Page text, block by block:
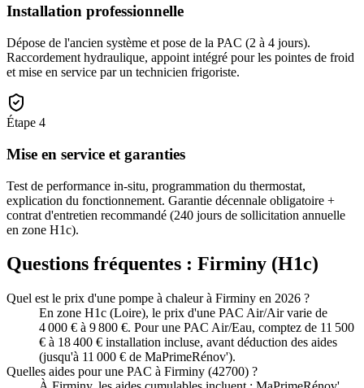
Installation professionnelle
Dépose de l'ancien système et pose de la PAC (2 à 4 jours).
Raccordement hydraulique, appoint intégré pour les pointes de froid
et mise en service par un technicien frigoriste.
Étape 4
Mise en service et garanties
Test de performance in-situ, programmation du thermostat,
explication du fonctionnement. Garantie décennale obligatoire +
contrat d'entretien recommandé (240 jours de sollicitation annuelle
en zone H1c).
Questions fréquentes : Firminy (H1c)
Quel est le prix d'une pompe à chaleur à Firminy en 2026 ?
En zone H1c (Loire), le prix d'une PAC Air/Air varie de
4 000 € à 9 800 €. Pour une PAC Air/Eau, comptez de 11 500
€ à 18 400 € installation incluse, avant déduction des aides
(jusqu'à 11 000 € de MaPrimeRénov').
Quelles aides pour une PAC à Firminy (42700) ?